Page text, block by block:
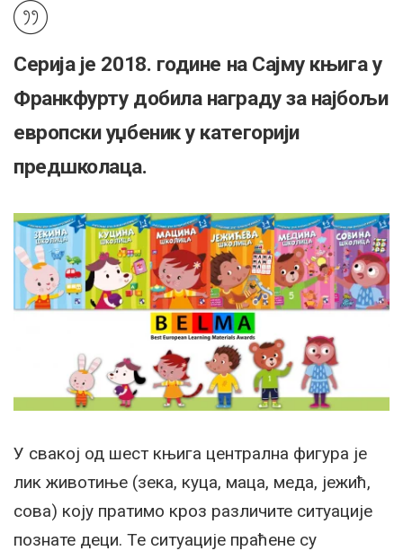
Серија је 2018. године на Сајму књига у
Франкфурту добила награду за најбољи
европски уџбеник у категорији
предшколаца.
У свакој од шест књига централна фигура је
лик животиње (зека, куца, маца, меда, јежић,
сова) коју пратимо кроз различите ситуације
познате деци. Те ситуације праћене су